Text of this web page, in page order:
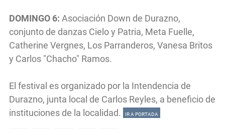
DOMINGO 6: Asociación Down de Durazno,
conjunto de danzas Cielo y Patria, Meta Fuelle,
Catherine Vergnes, Los Parranderos, Vanesa Britos
y Carlos "Chacho" Ramos.
El festival es organizado por la Intendencia de
Durazno, junta local de Carlos Reyles, a beneficio de
instituciones de la localidad.
IR A PORTADA